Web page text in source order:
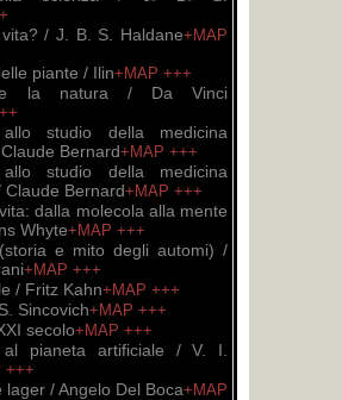
/ J. B. S. Haldane+MAP
piante / Ilin+MAP +++
la natura / Da Vinci
allo studio della medicina
Bernard+MAP +++
allo studio della medicina
Bernard+MAP +++
dalla molecola alla mente
Whyte+MAP +++
e mito degli automi) /
+MAP +++
/ Fritz Kahn+MAP +++
Sincovich+MAP +++
secolo+MAP +++
al pianeta artificiale / V. I.
+++
lager / Angelo Del Boca+MAP